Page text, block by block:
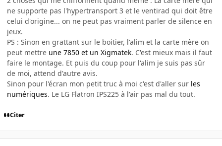
ne supporte pas l'hypertransport 3 et le ventirad qui doit être
celui d'origine... on ne peut pas vraiment parler de silence en
jeux.
PS : Sinon en grattant sur le boitier, l'alim et la carte mère on
peut mettre une 7850 et un Xigmatek. C'est mieux mais il faut
faire le montage. Et puis du coup pour l'alim je suis pas sûr
de moi, attend d'autre avis.
Sinon pour l'écran mon petit truc à moi c'est d'aller sur les
numériques. Le LG Flatron IPS225 à l'air pas mal du tout.
Citer